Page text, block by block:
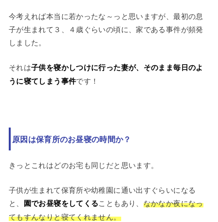
今考えれば本当に若かったな～っと思いますが、最初の息
子が生まれて３、４歳ぐらいの頃に、家である事件が頻発
しました。
それは子供を寝かしつけに行った妻が、そのまま毎日のよ
うに寝てしまう事件です！
原因は保育所のお昼寝の時間か？
きっとこれはどのお宅も同じだと思います。
子供が生まれて保育所や幼稚園に通い出すぐらいになる
と、 園でお昼寝をしてくることもあり、 なかなか夜になっ
てもすんなりと寝てくれません。